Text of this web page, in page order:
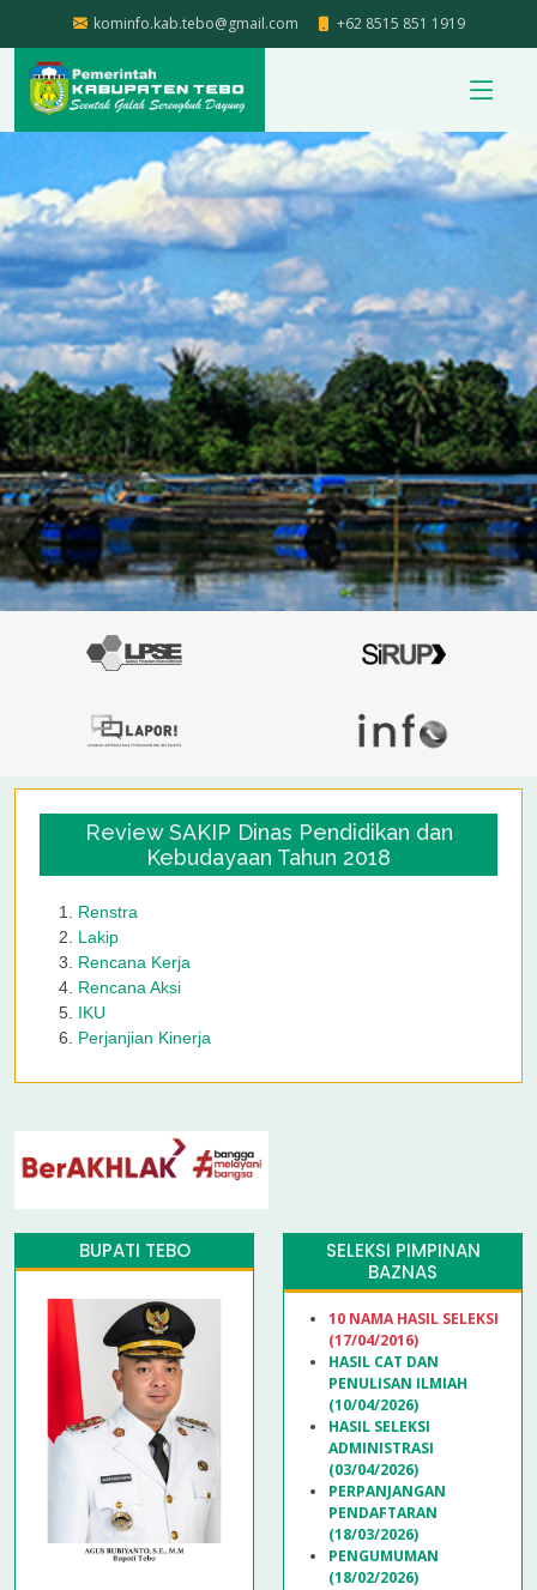
kominfo.kab.tebo@gmail.com +62 8515 851 1919
Review SAKIP Dinas Pendidikan dan
Kebudayaan Tahun 2018
Renstra
Lakip
Rencana Kerja
Rencana Aksi
IKU
Perjanjian Kinerja
BUPATI TEBO
SELEKSI PIMPINAN
BAZNAS
10 NAMA HASIL SELEKSI
(17/04/2016)
HASIL CAT DAN
PENULISAN ILMIAH
(10/04/2026)
HASIL SELEKSI
ADMINISTRASI
(03/04/2026)
PERPANJANGAN
PENDAFTARAN
(18/03/2026)
PENGUMUMAN
(18/02/2026)